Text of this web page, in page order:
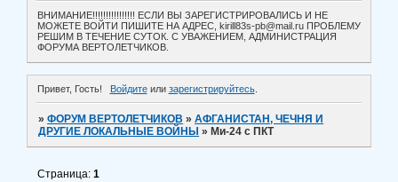
ВНИМАНИЕ!!!!!!!!!!!!!!!! ЕСЛИ ВЫ ЗАРЕГИСТРИРОВАЛИСЬ И НЕ
МОЖЕТЕ ВОЙТИ ПИШИТЕ НА АДРЕС, kirill83s-pb@mail.ru ПРОБЛЕМУ
РЕШИМ В ТЕЧЕНИЕ СУТОК. С УВАЖЕНИЕМ, АДМИНИСТРАЦИЯ
ФОРУМА ВЕРТОЛЕТЧИКОВ.
Привет, Гость! Войдитеили зарегистрируйтесь.
»ФОРУМ ВЕРТОЛЕТЧИКОВ »АФГАНИСТАН, ЧЕЧНЯ И
ДРУГИЕ ЛОКАЛЬНЫЕ ВОЙНЫ » Ми-24 с ПКТ
Страница:1